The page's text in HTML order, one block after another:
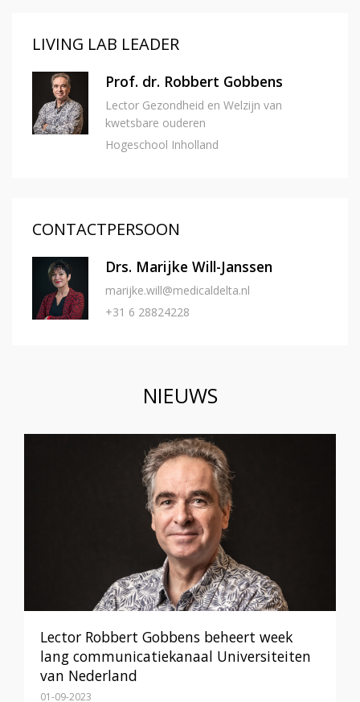
LIVING LAB LEADER
Prof. dr. Robbert Gobbens
Lector Gezondheid en Welzijn van
kwetsbare ouderen
Hogeschool Inholland
CONTACTPERSOON
Drs. Marijke Will-Janssen
marijke.will@medicaldelta.nl
+31 6 28824228
NIEUWS
Lector Robbert Gobbens beheert week
lang communicatiekanaal Universiteiten
van Nederland
01-09-2023